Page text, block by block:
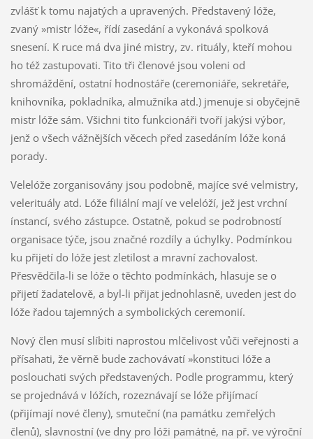
zvlášť k tomu najatých a upravených. Představený lóže,
zvaný »mistr lóže«, řídí zasedání a vykonává spolková
snesení. K ruce má dva jiné mistry, zv. rituály, kteří mohou
ho též zastupovati. Tito tři členové jsou voleni od
shromáždění, ostatní hodnostáře (ceremoniáře, sekretáře,
knihovníka, pokladníka, almužníka atd.) jmenuje si obyčejně
mistr lóže sám. Všichni tito funkcionáři tvoří jakýsi výbor,
jenž o všech vážnějších věcech před zasedáním lóže koná
porady.
Velelóže zorganisovány jsou podobně, majíce své velmistry,
velerituály atd. Lóže filiální mají ve velelóží, jež jest vrchní
ínstancí, svého zástupce. Ostatně, pokud se podrobností
organisace týče, jsou značné rozdíly a úchylky. Podmínkou
ku přijetí do lóže jest zletilost a mravní zachovalost.
Přesvědčila-li se lóže o těchto podmínkách, hlasuje se o
přijetí žadatelově, a byl-li přijat jednohlasně, uveden jest do
lóže řadou tajemných a symbolických ceremonií.
Nový člen musí slíbiti naprostou mlčelivost vůči veřejnosti a
přísahati, že věrně bude zachovávatí »konstituci lóže a
poslouchati svých představených. Podle programmu, který
se projednává v lóžích, rozeznávají se lóže přijímací
(přijímají nové členy), smuteční (na památku zemřelých
členů), slavnostní (ve dny pro lóži památné, na př. ve výroční